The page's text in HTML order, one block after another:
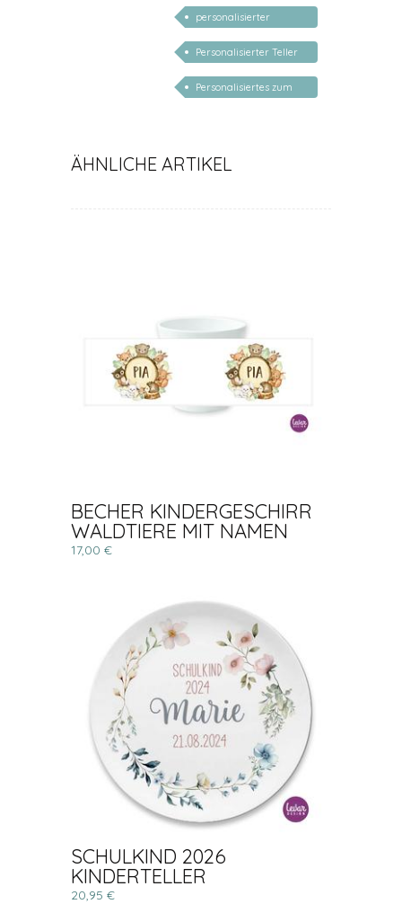
Geschenke für Kinder
personalisierter
Buchstaben Teller
Personalisierter Teller
Schulanfang
Personalisiertes zum
ÄHNLICHE ARTIKEL
BECHER KINDERGESCHIRR
WALDTIERE MIT NAMEN
17,00 €
SCHULKIND 2026
KINDERTELLER
20,95 €